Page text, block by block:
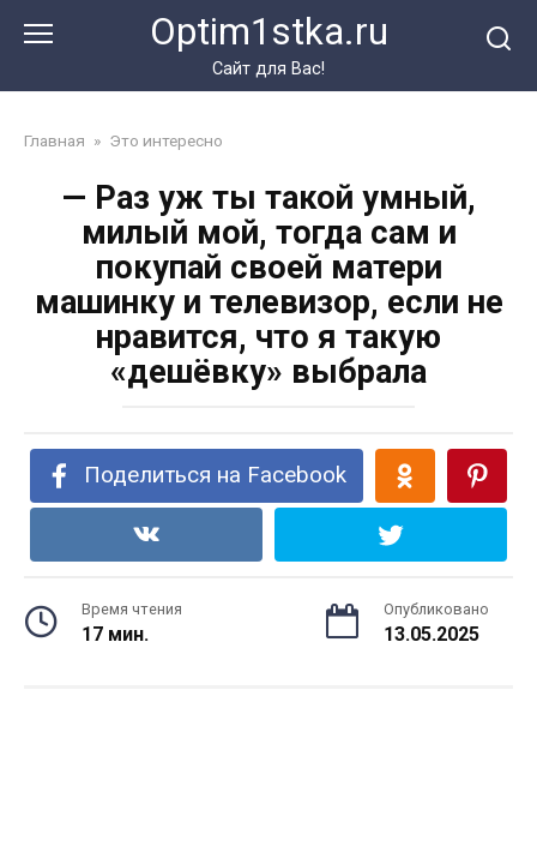
Optim1stka.ru
Сайт для Вас!
Главная » Это интересно
— Раз уж ты такой умный,
милый мой, тогда сам и
покупай своей матери
машинку и телевизор, если не
нравится, что я такую
«дешёвку» выбрала
Поделиться на Facebook
Время чтения
17 мин.
Опубликовано
13.05.2025